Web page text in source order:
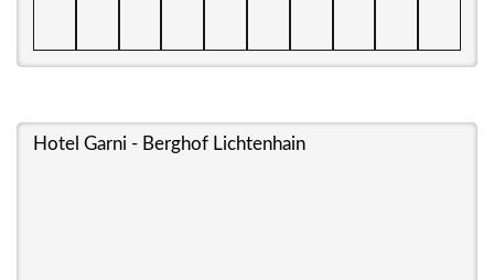
Hotel Garni - Berghof Lichtenhain